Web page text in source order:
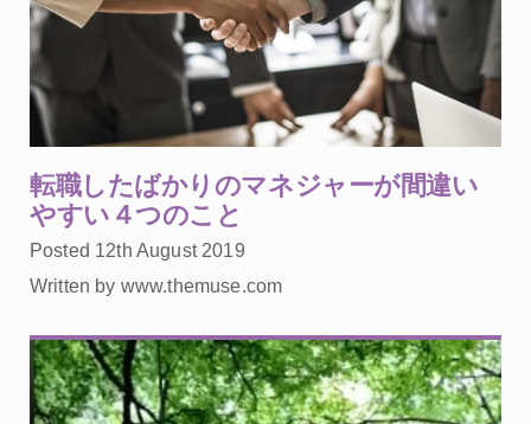
転職したばかりのマネジャーが間違い
やすい４つのこと
Posted 12th August 2019
Written by www.themuse.com